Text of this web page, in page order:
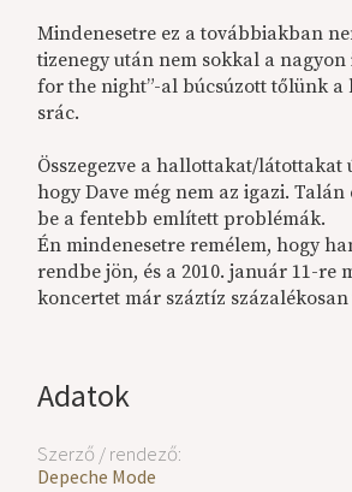
Adatok
Szerző / rendező:
Depeche Mode
Mindenesetre ez a továbbiakban
tizenegy után nem sokkal a nagyon
for the night”-al búcsúzott tőlünk a
srác.
Összegezve a hallottakat/látottakat
hogy Dave még nem az igazi.
be a fentebb említett problémák.
Én mindenesetre remélem, hogy
rendbe jön, és a 2010. január 11-re
koncertet már száztíz